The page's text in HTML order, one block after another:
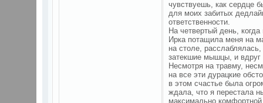
чувствуешь, как сердце
для моих забитых
ответственности.
На четвертый день,
Ирка потащила меня на
на столе,
затекшие мышцы, и вдруг
Несмотря на травму,
на все эти дурацкие
в этом счастье была
ждала, что я перестала
максимально